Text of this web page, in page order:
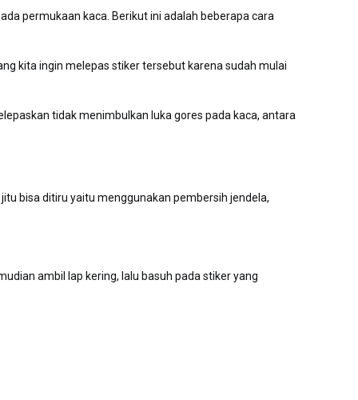
permukaan kaca. Berikut ini adalah beberapa cara
kita ingin melepas stiker tersebut karena sudah mulai
tidak menimbulkan luka gores pada kaca, antara
bisa ditiru yaitu menggunakan pembersih jendela,
ambil lap kering, lalu basuh pada stiker yang